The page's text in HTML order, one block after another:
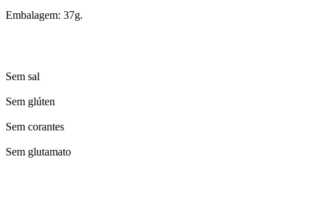
Embalagem: 37g.
Sem sal
Sem glúten
Sem corantes
Sem glutamato